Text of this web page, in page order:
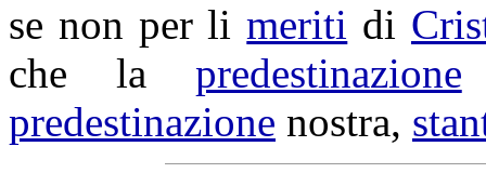
se non per limeriti di
che la predestinazione
predestinazione nostra,